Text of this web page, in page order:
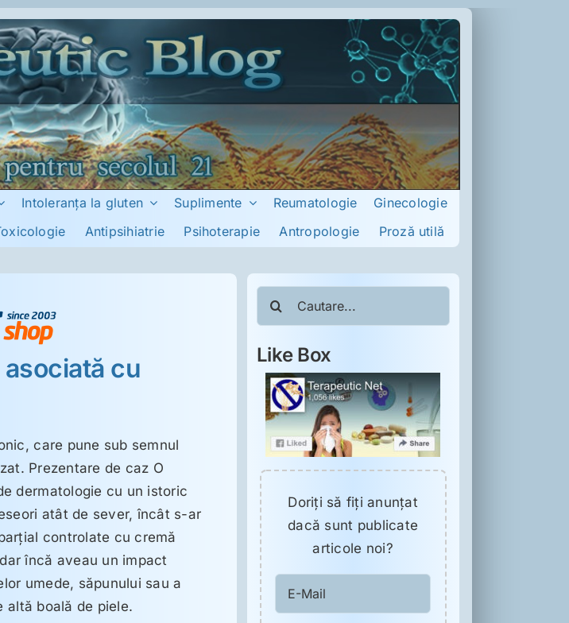
Intoleranţa la gluten Suplimente Reumatologie
Ginecologie
Antipsihiatrie Psihoterapie Antropologie Proză utilă
cu
care pune sub semnul
Prezentare de caz O
dermatologie cu un istoric
atât de sever, încât s-ar
controlate cu cremă
încă aveau un impact
umede, săpunului sau a
altă boală de piele.
Like Box
Doriţi să fiţi anunţat
dacă sunt publicate
articole noi?
Mail